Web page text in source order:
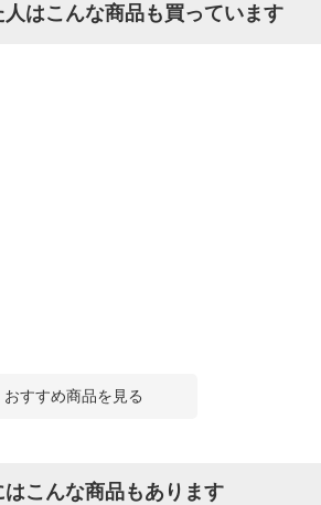
はこんな商品も買っています
おすすめ商品を見る
こんな商品もあります